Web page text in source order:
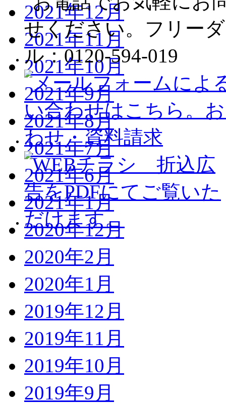
2021年12月
2021年11月
2021年10月
2021年9月
2021年8月
2021年7月
2021年6月
2021年1月
2020年12月
2020年2月
2020年1月
2019年12月
2019年11月
2019年10月
2019年9月